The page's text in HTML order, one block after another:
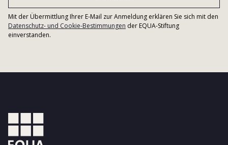
Mit der Übermittlung Ihrer E-Mail zur Anmeldung erklären Sie sich mit den
Datenschutz- und Cookie-Bestimmungen der EQUA-Stiftung
einverstanden.